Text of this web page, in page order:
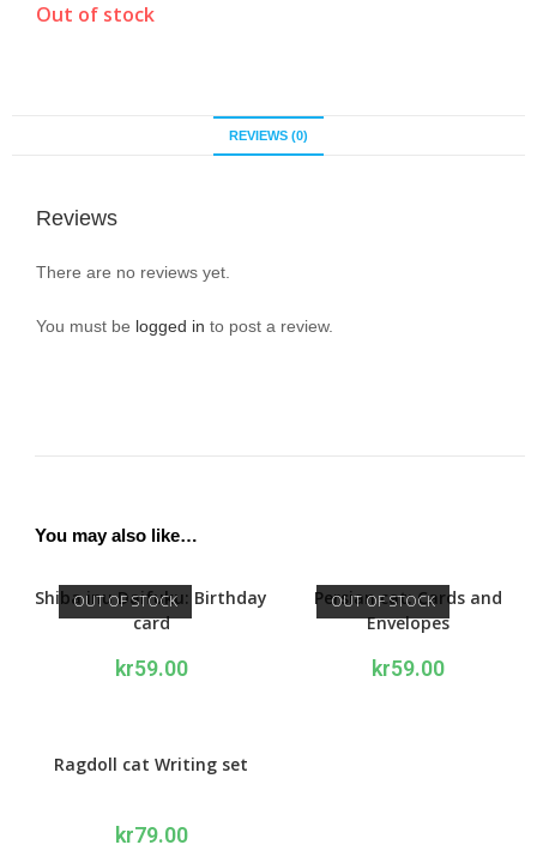
Out of stock
REVIEWS (0)
Reviews
There are no reviews yet.
You must be logged in to post a review.
You may also like…
OUT OF STOCK
Shiba inu Daifuku: Birthday
card
kr59.00
OUT OF STOCK
Persian cat: Cards and
Envelopes
kr59.00
Ragdoll cat Writing set
kr79.00